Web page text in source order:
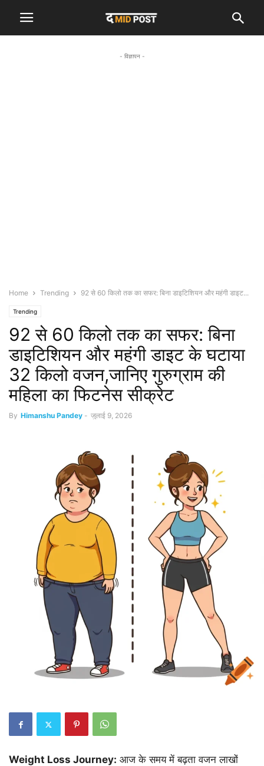
- विज्ञापन -
Home Trending 92 से 60 किलो तक का सफर: बिना डाइटिशियन और महंगी डाइट...
Trending
92 से 60 किलो तक का सफर: बिना
डाइटिशियन और महंगी डाइट के घटाया
32 किलो वजन,जानिए गुरुग्राम की
महिला का फिटनेस सीक्रेट
By Himanshu Pandey - जुलाई 9, 2026
Weight Loss Journey: आज के समय में बढ़ता वजन लाखों